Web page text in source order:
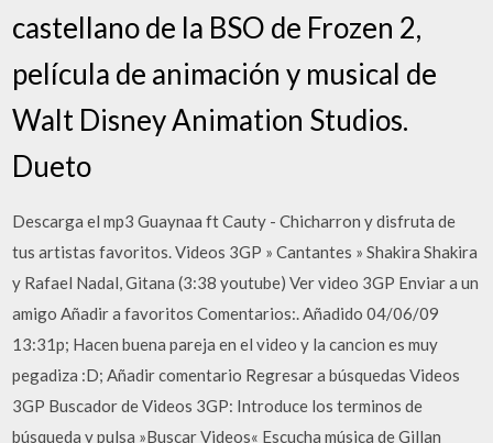
castellano de la BSO de Frozen 2,
película de animación y musical de
Walt Disney Animation Studios.
Dueto
Descarga el mp3 Guaynaa ft Cauty - Chicharron y disfruta de
tus artistas favoritos. Videos 3GP » Cantantes » Shakira Shakira
y Rafael Nadal, Gitana (3:38 youtube) Ver video 3GP Enviar a un
amigo Añadir a favoritos Comentarios:. Añadido 04/06/09
13:31p; Hacen buena pareja en el video y la cancion es muy
pegadiza :D; Añadir comentario Regresar a búsquedas Videos
3GP Buscador de Videos 3GP: Introduce los terminos de
búsqueda y pulsa »Buscar Videos« Escucha música de Gillan